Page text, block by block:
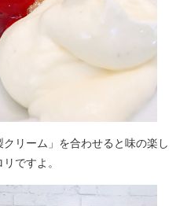
リーム」を合わせると味の楽し
ですよ。